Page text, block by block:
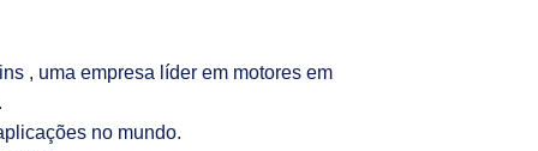
, uma empresa líder em motores em
no mundo.